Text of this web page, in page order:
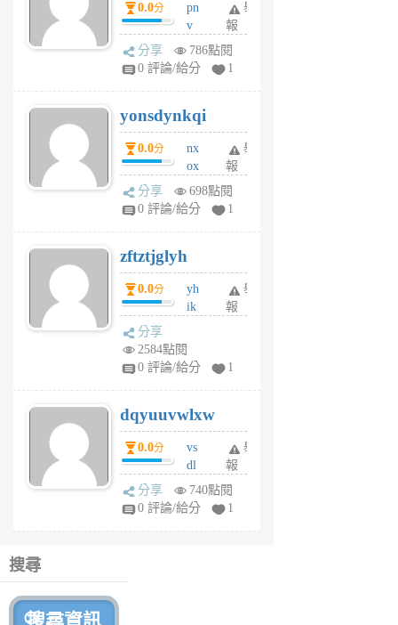
月
前
0.0分
pn
v
wt
sv
6
個
月
前
舉
報
分享
786點閱
0 評論/給分
1
yonsdynkqi
0.0分
nx
ox
rh
pe
月
前
舉
報
分享
698點閱
0 評論/給分
1
zftztjglyh
0.0分
yh
ik
tu
6
個
月
前
舉
報
分享
2584點閱
0 評論/給分
1
dqyuuvwlxw
0.0分
vs
dl
sq
fy
舉
報
分享
740點閱
0 評論/給分
1
搜尋